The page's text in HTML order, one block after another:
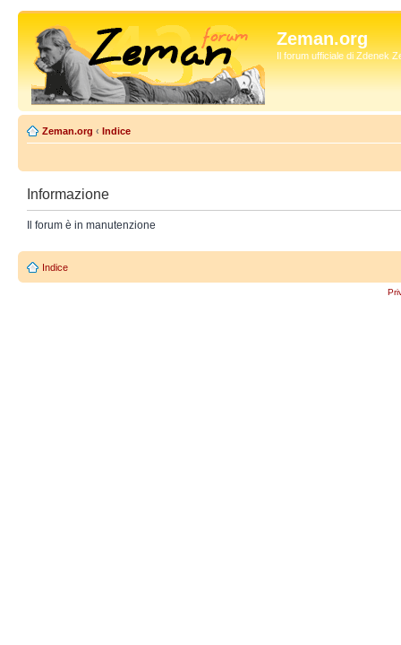
Zeman.org
Il forum ufficiale di Zdenek
Zeman.org ‹ Indice
Informazione
Il forum è in manutenzione
Indice